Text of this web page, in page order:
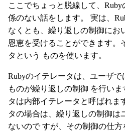
ここでちょっと脱線して、
係のない話をします。 実は、
なくとも、繰り返しの制御にお
恩恵を受けることができます。
タという ものを使います。
Rubyのイテレータは、ユーザ
ものが繰り返しの制御 を行い
タは内部イテレータと呼ばれま
タの場合は、繰り返しの制御は
ないので すが、その制御の仕